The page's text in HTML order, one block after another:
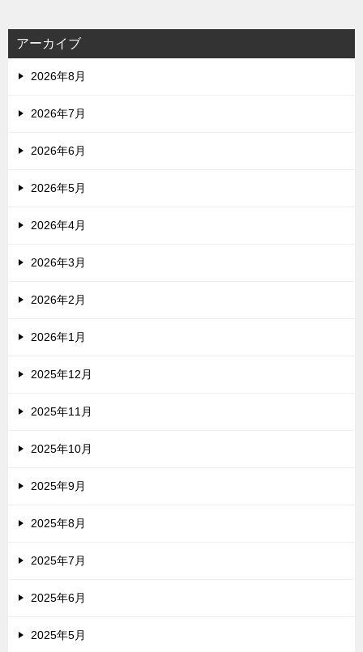
アーカイブ
2026年8月
2026年7月
2026年6月
2026年5月
2026年4月
2026年3月
2026年2月
2026年1月
2025年12月
2025年11月
2025年10月
2025年9月
2025年8月
2025年7月
2025年6月
2025年5月